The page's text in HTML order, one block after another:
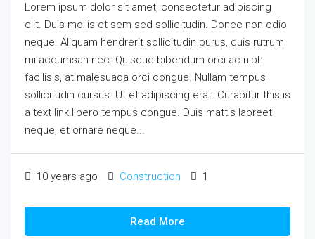
Lorem ipsum dolor sit amet, consectetur adipiscing
elit. Duis mollis et sem sed sollicitudin. Donec non odio
neque. Aliquam hendrerit sollicitudin purus, quis rutrum
mi accumsan nec. Quisque bibendum orci ac nibh
facilisis, at malesuada orci congue. Nullam tempus
sollicitudin cursus. Ut et adipiscing erat. Curabitur this is
a text link libero tempus congue. Duis mattis laoreet
neque, et ornare neque...
10 years ago Construction 1
Read More